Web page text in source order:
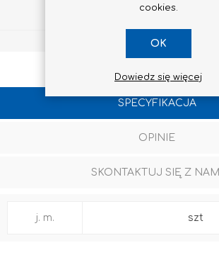
Udostępnij
SPECYFIKACJA
OPINIE
SKONTAKTUJ SIĘ Z NAMI
j. m. szt
cookies.
OK
Dowiedz się więcej